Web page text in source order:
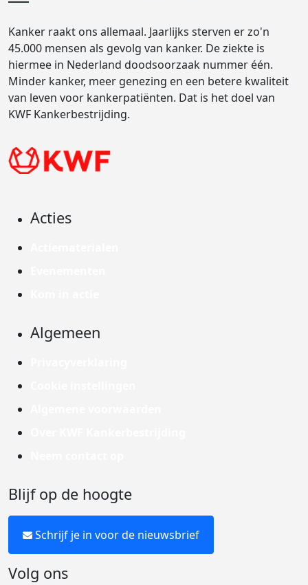
Kanker raakt ons allemaal. Jaarlijks sterven er zo'n
45.000 mensen als gevolg van kanker. De ziekte is
hiermee in Nederland doodsoorzaak nummer één.
Minder kanker, meer genezing en een betere kwaliteit
van leven voor kankerpatiënten. Dat is het doel van
KWF Kankerbestrijding.
Acties
Algemeen
Blijf op de hoogte
Schrijf je in voor de nieuwsbrief
Volg ons